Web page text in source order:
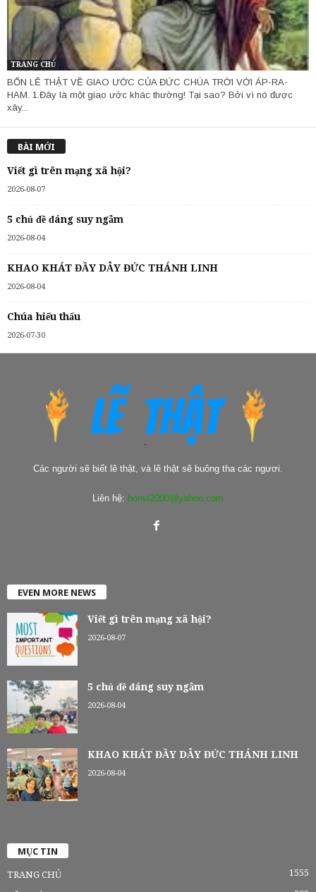
TRANG CHỦ
BỐN LẼ THẬT VỀ GIAO ƯỚC CỦA ĐỨC CHÚA TRỜI VỚI ÁP-RA-
HAM. 1.Đây là một giao ước khác thường! Tại sao? Bởi vì nó được
xây...
BÀI MỚI
Viết gì trên mạng xã hội?
2026-08-07
5 chủ đề đáng suy ngẫm
2026-08-04
KHAO KHÁT ĐẦY DẪY ĐỨC THÁNH LINH
2026-08-04
Chúa hiểu thấu
2026-07-30
Các người sẽ biết lẽ thật, và lẽ thật sẽ buông tha các ngươi.
Liên hệ: honvi2000@yahoo.com
EVEN MORE NEWS
Viết gì trên mạng xã hội?
2026-08-07
5 chủ đề đáng suy ngẫm
2026-08-04
KHAO KHÁT ĐẦY DẪY ĐỨC THÁNH LINH
2026-08-04
MỤC TIN
TRANG CHỦ 1555